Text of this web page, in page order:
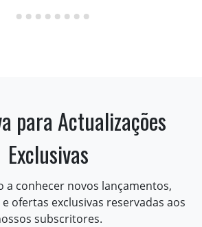
para Actualizações
Exclusivas
a conhecer novos lançamentos,
ofertas exclusivas reservadas aos
subscritores.